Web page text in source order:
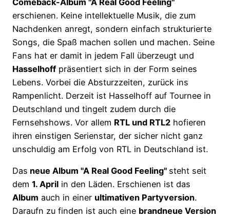
erschienen. Keine intellektuelle Musik, die zum
Nachdenken anregt, sondern einfach strukturierte
Songs, die Spaß machen sollen und machen. Seine
Fans hat er damit in jedem Fall überzeugt und
Hasselhoff präsentiert sich in der Form seines
Lebens. Vorbei die Absturzzeiten, zurück ins
Rampenlicht. Derzeit ist Hasselhoff auf Tournee in
Deutschland und tingelt zudem durch die
Fernsehshows. Vor allem RTL und RTL2 hofieren
ihren einstigen Serienstar, der sicher nicht ganz
unschuldig am Erfolg von RTL in Deutschland ist.
Das neue Album "A Real Good Feeling" steht seit
dem 1. April in den Läden. Erschienen ist das
Album auch in einer ultimativen Partyversion.
Daraufn zu finden ist auch eine brandneue Version